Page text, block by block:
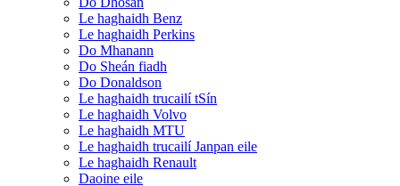
Le haghaidh Benz
Le haghaidh Perkins
Do Mhanann
Do Sheán fiadh
Do Donaldson
Le haghaidh trucailí tSín
Le haghaidh Volvo
Le haghaidh MTU
Le haghaidh trucailí Janpan eile
Le haghaidh Renault
Daoine eile